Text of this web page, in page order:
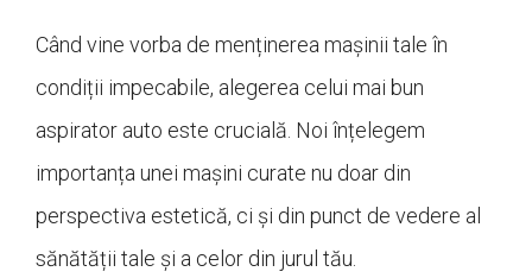
Când vine vorba de menținerea mașinii tale în
condiții impecabile, alegerea celui mai bun
aspirator auto este crucială. Noi înțelegem
importanța unei mașini curate nu doar din
perspectiva estetică, ci și din punct de vedere al
sănătății tale și a celor din jurul tău.